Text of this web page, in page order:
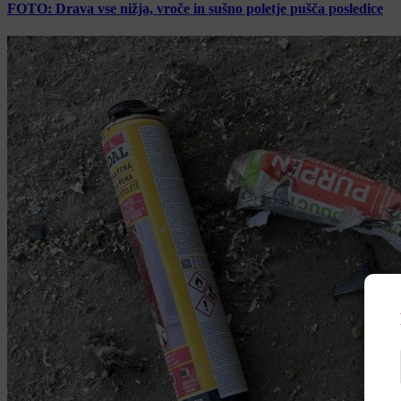
FOTO: Drava vse nižja, vroče in sušno poletje pušča posledice